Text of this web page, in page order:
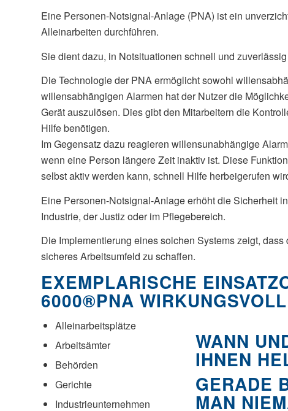
Eine Personen-Notsignal-Anlage (PNA) ist ein
Alleinarbeiten durchführen.
Sie dient dazu, in Notsituationen schnell und
Die Technologie der PNA ermöglicht sowohl
willensabhängigen Alarmen hat der Nutzer die
Gerät auszulösen. Dies gibt den Mitarbeitern die
Hilfe benötigen.
Im Gegensatz dazu reagieren willensunabhängige
wenn eine Person längere Zeit inaktiv ist. Diese
selbst aktiv werden kann, schnell Hilfe herbeigerufen
Eine Personen-Notsignal-Anlage erhöht die Sicherheit
Industrie, der Justiz oder im Pflegebereich.
Die Implementierung eines solchen Systems zeigt,
sicheres Arbeitsumfeld zu schaffen.
EXEMPLARISCHE
6000®PNA
Alleinarbeitsplätze
Arbeitsämter
Behörden
Gerichte
Industrieunternehmen
WANN
IHNEN
GERADE
MAN